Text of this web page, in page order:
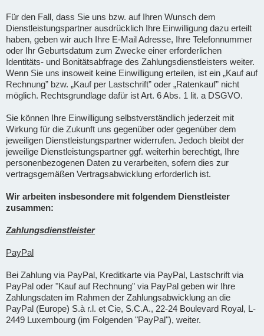
Für den Fall, dass Sie uns bzw. auf Ihren Wunsch dem
Dienstleistungspartner ausdrücklich Ihre Einwilligung dazu erteilt
haben, geben wir auch Ihre E-Mail Adresse, Ihre Telefonnummer
oder Ihr Geburtsdatum zum Zwecke einer erforderlichen
Identitäts- und Bonitätsabfrage des Zahlungsdienstleisters weiter.
Wenn Sie uns insoweit keine Einwilligung erteilen, ist ein „Kauf auf
Rechnung” bzw. „Kauf per Lastschrift” oder „Ratenkauf” nicht
möglich. Rechtsgrundlage dafür ist Art. 6 Abs. 1 lit. a DSGVO.
Sie können Ihre Einwilligung selbstverständlich jederzeit mit
Wirkung für die Zukunft uns gegenüber oder gegenüber dem
jeweiligen Dienstleistungspartner widerrufen. Jedoch bleibt der
jeweilige Dienstleistungspartner ggf. weiterhin berechtigt, Ihre
personenbezogenen Daten zu verarbeiten, sofern dies zur
vertragsgemäßen Vertragsabwicklung erforderlich ist.
Wir arbeiten insbesondere mit folgendem Dienstleister
zusammen:
Zahlungsdienstleister
PayPal
Bei Zahlung via PayPal, Kreditkarte via PayPal, Lastschrift via
PayPal oder "Kauf auf Rechnung" via PayPal geben wir Ihre
Zahlungsdaten im Rahmen der Zahlungsabwicklung an die
PayPal (Europe) S.à r.l. et Cie, S.C.A., 22-24 Boulevard Royal, L-
2449 Luxembourg (im Folgenden "PayPal"), weiter.